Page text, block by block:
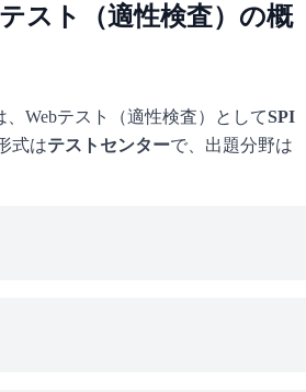
スト（適性検査）の概
Webテスト（適性検査）としてSPI
式はテストセンターで、 出題分野は